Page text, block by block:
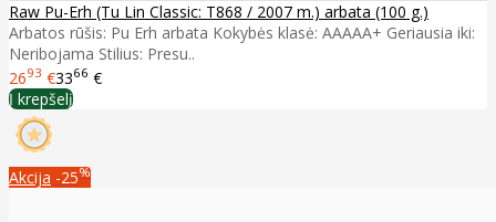
Raw Pu-Erh (Tu Lin Classic: T868 / 2007 m.) arbata (100 g.)
Arbatos rūšis: Pu Erh arbata Kokybės klasė: AAAAA+ Geriausia iki:
Neribojama Stilius: Presu..
2693 €3366 €
Į krepšelį
Akcija -25%